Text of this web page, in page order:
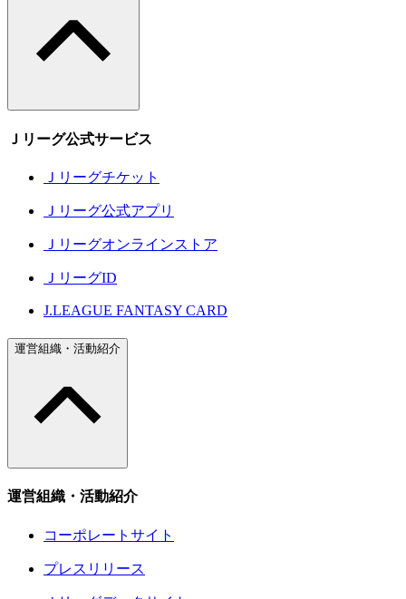
Ｊリーグ公式サービス
Ｊリーグチケット
Ｊリーグ公式アプリ
Ｊリーグオンラインストア
ＪリーグID
J.LEAGUE FANTASY CARD
運営組織・活動紹介
運営組織・活動紹介
コーポレートサイト
プレスリリース